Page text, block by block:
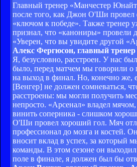
Главный тренер «Манчестер
после того, как Джон О'Ши провел
«ключом к победе». Также тренер
признал, что «канониры» провели
«Уверен, что вы увидите другой
Алекс Фергюсон, главный
Я, безусловно, расстроен. У нас
было, перед матчем мы говорили
на выход в финал. Но, конечно же,
[Венгер] не должен сомневаться,
расстроены: мы могли получить
непросто. «Арсенал» владел
винить соперника - слишком
О'Ши провел хороший гол. Мяч
профессионал до мозга и костей.
вносит вклад в успех, за который
команды. В этом сезоне он
поле в финале, я должен был бы